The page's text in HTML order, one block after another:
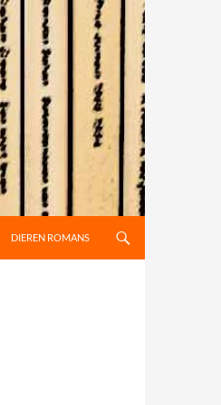
DIEREN ROMANS